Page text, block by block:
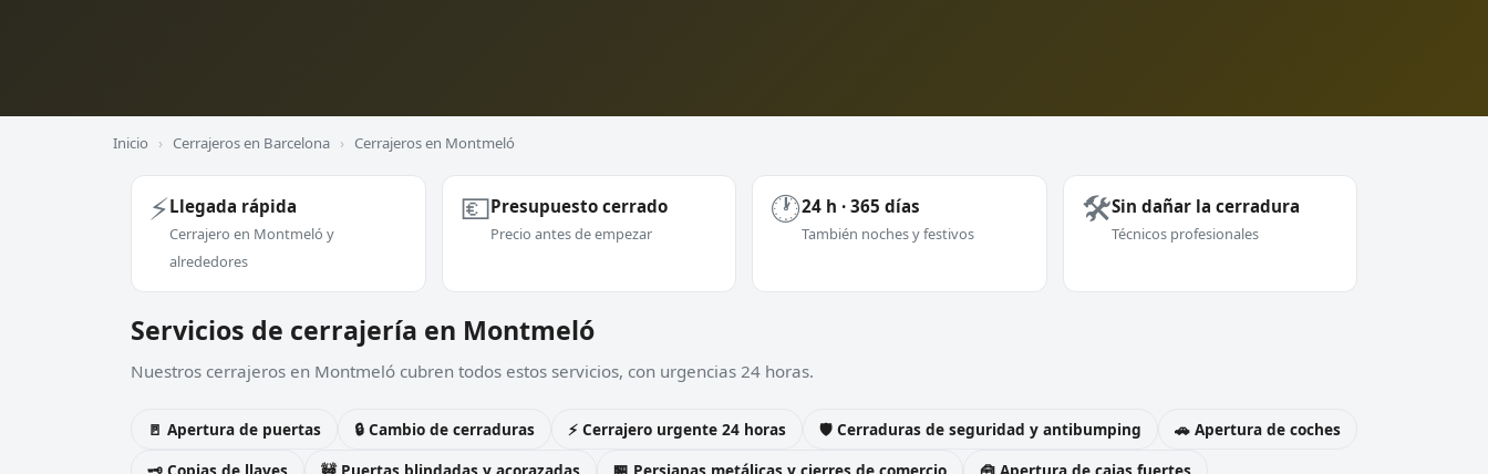
Inicio › Cerrajeros en Barcelona › Cerrajeros en Montmeló
⚡Llegada rápida
Cerrajero en Montmeló y
alrededores
💶Presupuesto cerrado
Precio antes de empezar
🕐24 h · 365 días
También noches y festivos
🛠️Sin dañar la cerradura
Técnicos profesionales
Servicios de cerrajería en Montmeló
Nuestros cerrajeros en Montmeló cubren todos estos servicios, con urgencias 24 horas.
🚪 Apertura de puertas 🔒 Cambio de cerraduras ⚡ Cerrajero urgente 24 horas 🛡️ Cerraduras de seguridad y antibumping
🚗 Apertura de coches